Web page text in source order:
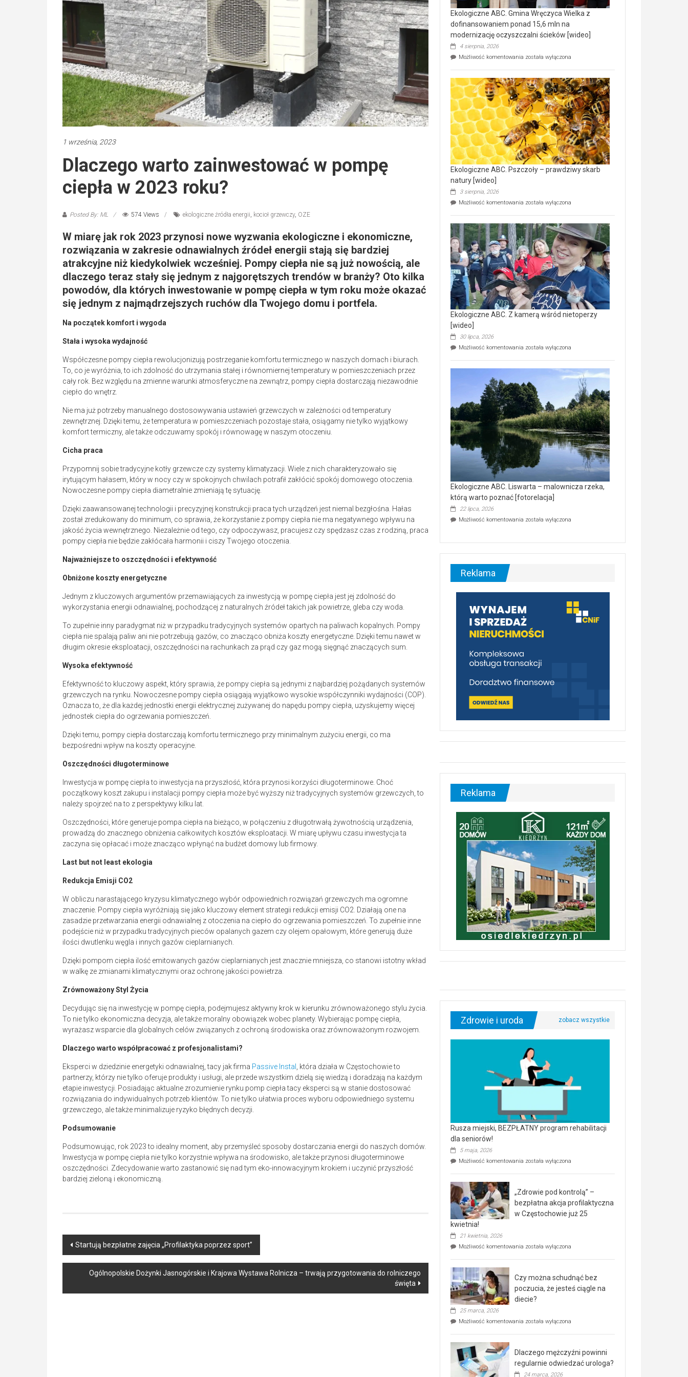
1 września, 2023
Dlaczego warto zainwestować w pompę
ciepła w 2023 roku?
Posted By: ML 574 Views ekologiczne źródła energii, kocioł grzewczy, OZE
W miarę jak rok 2023 przynosi nowe wyzwania ekologiczne i ekonomiczne,
rozwiązania w zakresie odnawialnych źródeł energii stają się bardziej
atrakcyjne niż kiedykolwiek wcześniej. Pompy ciepła nie są już nowością, ale
dlaczego teraz stały się jednym z najgorętszych trendów w branży? Oto kilka
powodów, dla których inwestowanie w pompę ciepła w tym roku może okazać
się jednym z najmądrzejszych ruchów dla Twojego domu i portfela.
Na początek komfort i wygoda
Stała i wysoka wydajność
Współczesne pompy ciepła rewolucjonizują postrzeganie komfortu termicznego w naszych domach i biurach.
To, co je wyróżnia, to ich zdolność do utrzymania stałej i równomiernej temperatury w pomieszczeniach przez
cały rok. Bez względu na zmienne warunki atmosferyczne na zewnątrz, pompy ciepła dostarczają niezawodnie
ciepło do wnętrz.
Nie ma już potrzeby manualnego dostosowywania ustawień grzewczych w zależności od temperatury
zewnętrznej. Dzięki temu, że temperatura w pomieszczeniach pozostaje stała, osiągamy nie tylko wyjątkowy
komfort termiczny, ale także odczuwamy spokój i równowagę w naszym otoczeniu.
Cicha praca
Przypomnij sobie tradycyjne kotły grzewcze czy systemy klimatyzacji. Wiele z nich charakteryzowało się
irytującym hałasem, który w nocy czy w spokojnych chwilach potrafił zakłócić spokój domowego otoczenia.
Nowoczesne pompy ciepła diametralnie zmieniają tę sytuację.
Dzięki zaawansowanej technologii i precyzyjnej konstrukcji praca tych urządzeń jest niemal bezgłośna. Hałas
został zredukowany do minimum, co sprawia, że korzystanie z pompy ciepła nie ma negatywnego wpływu na
jakość życia wewnętrznego. Niezależnie od tego, czy odpoczywasz, pracujesz czy spędzasz czas z rodziną, praca
pompy ciepła nie będzie zakłócała harmonii i ciszy Twojego otoczenia.
Najważniejsze to oszczędności i efektywność
Obniżone koszty energetyczne
Jednym z kluczowych argumentów przemawiających za inwestycją w pompę ciepła jest jej zdolność do
wykorzystania energii odnawialnej, pochodzącej z naturalnych źródeł takich jak powietrze, gleba czy woda.
To zupełnie inny paradygmat niż w przypadku tradycyjnych systemów opartych na paliwach kopalnych. Pompy
ciepła nie spalają paliw ani nie potrzebują gazów, co znacząco obniża koszty energetyczne. Dzięki temu nawet w
długim okresie eksploatacji, oszczędności na rachunkach za prąd czy gaz mogą sięgnąć znaczących sum.
Wysoka efektywność
Efektywność to kluczowy aspekt, który sprawia, że pompy ciepła są jednymi z najbardziej pożądanych systemów
grzewczych na rynku. Nowoczesne pompy ciepła osiągają wyjątkowo wysokie współczynniki wydajności (COP).
Oznacza to, że dla każdej jednostki energii elektrycznej zużywanej do napędu pompy ciepła, uzyskujemy więcej
jednostek ciepła do ogrzewania pomieszczeń.
Dzięki temu, pompy ciepła dostarczają komfortu termicznego przy minimalnym zużyciu energii, co ma
bezpośredni wpływ na koszty operacyjne.
Oszczędności długoterminowe
Inwestycja w pompę ciepła to inwestycja na przyszłość, która przynosi korzyści długoterminowe. Choć
początkowy koszt zakupu i instalacji pompy ciepła może być wyższy niż tradycyjnych systemów grzewczych, to
należy spojrzeć na to z perspektywy kilku lat.
Oszczędności, które generuje pompa ciepła na bieżąco, w połączeniu z długotrwałą żywotnością urządzenia,
prowadzą do znacznego obniżenia całkowitych kosztów eksploatacji. W miarę upływu czasu inwestycja ta
zaczyna się opłacać i może znacząco wpłynąć na budżet domowy lub firmowy.
Last but not least ekologia
Redukcja Emisji CO2
W obliczu narastającego kryzysu klimatycznego wybór odpowiednich rozwiązań grzewczych ma ogromne
znaczenie. Pompy ciepła wyróżniają się jako kluczowy element strategii redukcji emisji CO2. Działają one na
zasadzie przetwarzania energii odnawialnej z otoczenia na ciepło do ogrzewania pomieszczeń. To zupełnie inne
podejście niż w przypadku tradycyjnych pieców opalanych gazem czy olejem opałowym, które generują duże
ilości dwutlenku węgla i innych gazów cieplarnianych.
Dzięki pompom ciepła ilość emitowanych gazów cieplarnianych jest znacznie mniejsza, co stanowi istotny wkład
w walkę ze zmianami klimatycznymi oraz ochronę jakości powietrza.
Zrównoważony Styl Życia
Decydując się na inwestycję w pompę ciepła, podejmujesz aktywny krok w kierunku zrównoważonego stylu życia.
To nie tylko ekonomiczna decyzja, ale także moralny obowiązek wobec planety. Wybierając pompę ciepła,
wyrażasz wsparcie dla globalnych celów związanych z ochroną środowiska oraz zrównoważonym rozwojem.
Dlaczego warto współpracować z profesjonalistami?
Eksperci w dziedzinie energetyki odnawialnej, tacy jak firma Passive Instal , która działa w Częstochowie to
partnerzy, którzy nie tylko oferuje produkty i usługi, ale przede wszystkim dzielą się wiedzą i doradzają na każdym
etapie inwestycji. Posiadając aktualne zrozumienie rynku pomp ciepła tacy eksperci są w stanie dostosować
rozwiązania do indywidualnych potrzeb klientów. To nie tylko ułatwia proces wyboru odpowiedniego systemu
grzewczego, ale także minimalizuje ryzyko błędnych decyzji.
Podsumowanie
Podsumowując, rok 2023 to idealny moment, aby przemyśleć sposoby dostarczania energii do naszych domów.
Inwestycja w pompę ciepła nie tylko korzystnie wpływa na środowisko, ale także przynosi długoterminowe
oszczędności. Zdecydowanie warto zastanowić się nad tym eko-innowacyjnym krokiem i uczynić przyszłość
bardziej zieloną i ekonomiczną.
Post
navigation
Startują bezpłatne zajęcia „Profilaktyka poprzez sport”
Ogólnopolskie Dożynki Jasnogórskie i Krajowa Wystawa Rolnicza – trwają przygotowania do rolniczego
święta
Ekologiczne ABC. Gmina Wręczyca Wielka z
dofinansowaniem ponad 15,6 mln na
modernizację oczyszczalni ścieków [wideo]
4 sierpnia, 2026
Możliwość komentowania Ekologiczne
Wręczyca
Wielka
z
dofinansowaniem
ponad
15,6
mln
na
modernizację
oczyszczalni
ścieków
[wideo]
została wyłączona
Ekologiczne ABC. Pszczoły – prawdziwy skarb
natury [wideo]
3 sierpnia, 2026
Możliwość komentowania Ekologiczne
–
prawdziwy
skarb
natury
[wideo]
została wyłączona
Ekologiczne ABC. Z kamerą wśród nietoperzy
[wideo]
30 lipca, 2026
Możliwość komentowania Ekologiczne
wśród
nietoperzy
[wideo]
została wyłączona
Ekologiczne ABC. Liswarta – malownicza rzeka,
którą warto poznać [fotorelacja]
22 lipca, 2026
Możliwość komentowania Ekologiczne
–
malownicza
[fotorelacja]
została wyłączona
Reklama
Reklama
Zdrowie i uroda
Rusza miejski, BEZPŁATNY program rehabilitacji
dla seniorów!
5 maja, 2026
Możliwość komentowania Rusza
rehabilitacji
dla
seniorów!
została wyłączona
„Zdrowie pod kontrolą” –
bezpłatna akcja profilaktyczna
w Częstochowie już 25
kwietnia!
21 kwietnia, 2026
Możliwość komentowania „Zdrowie
bezpłatna
akcja
profilaktyczna
w
już
kwietnia!
została wyłączona
Czy można schudnąć bez
poczucia, że jesteś ciągle na
diecie?
25 marca, 2026
Możliwość komentowania Czy
poczucia,
że
została wyłączona
Dlaczego mężczyźni powinni
regularnie odwiedzać urologa?
24 marca, 2026